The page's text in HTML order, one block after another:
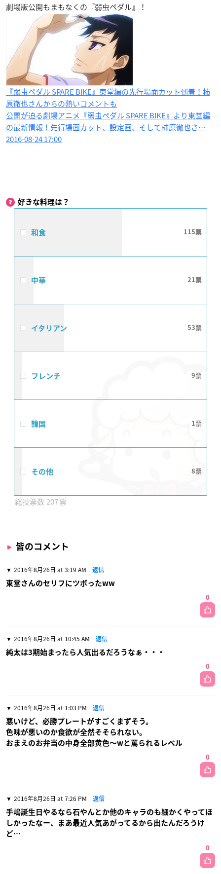
劇場版公開もまもなくの『弱虫ペダル』！
『弱虫ペダル SPARE BIKE』東堂編の先行場面カット到着！柿
原徹也さんからの熱いコメントも
公開が迫る劇場アニメ『弱虫ペダル SPARE BIKE』より東堂編
の最新情報！先行場面カット、設定画、そして柿原徹也さ…
2016-08-24 17:00
好きな料理は？
和食 115
中華 21
イタリアン 53
フレンチ 9
韓国 1
その他 8
207
皆のコメント
2016年8月26日 at 3:19 AM 返信
東堂さんのセリフにツボったww
0
2016年8月26日 at 10:45 AM 返信
純太は3期始まったら人気出るだろうなぁ・・・
0
2016年8月26日 at 1:03 PM 返信
悪いけど、必勝プレートがすごくまずそう。
色味が悪いのか食欲が全然そそられない。
おまえのお弁当の中身全部黄色〜wと罵られるレベル
0
2016年8月26日 at 7:26 PM 返信
手嶋誕生日やるなら石やんとか他のキャラのも細かくやってほ
しかったなー、まあ最近人気あがってるから出たんだろうけ
ど…
0